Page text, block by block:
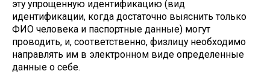
эту упрощенную идентификацию (вид
идентификации, когда достаточно выяснить только
ФИО человека и паспортные данные) могут
проводить, и, соответственно, физлицу необходимо
направлять им в электронном виде определенные
данные о себе.